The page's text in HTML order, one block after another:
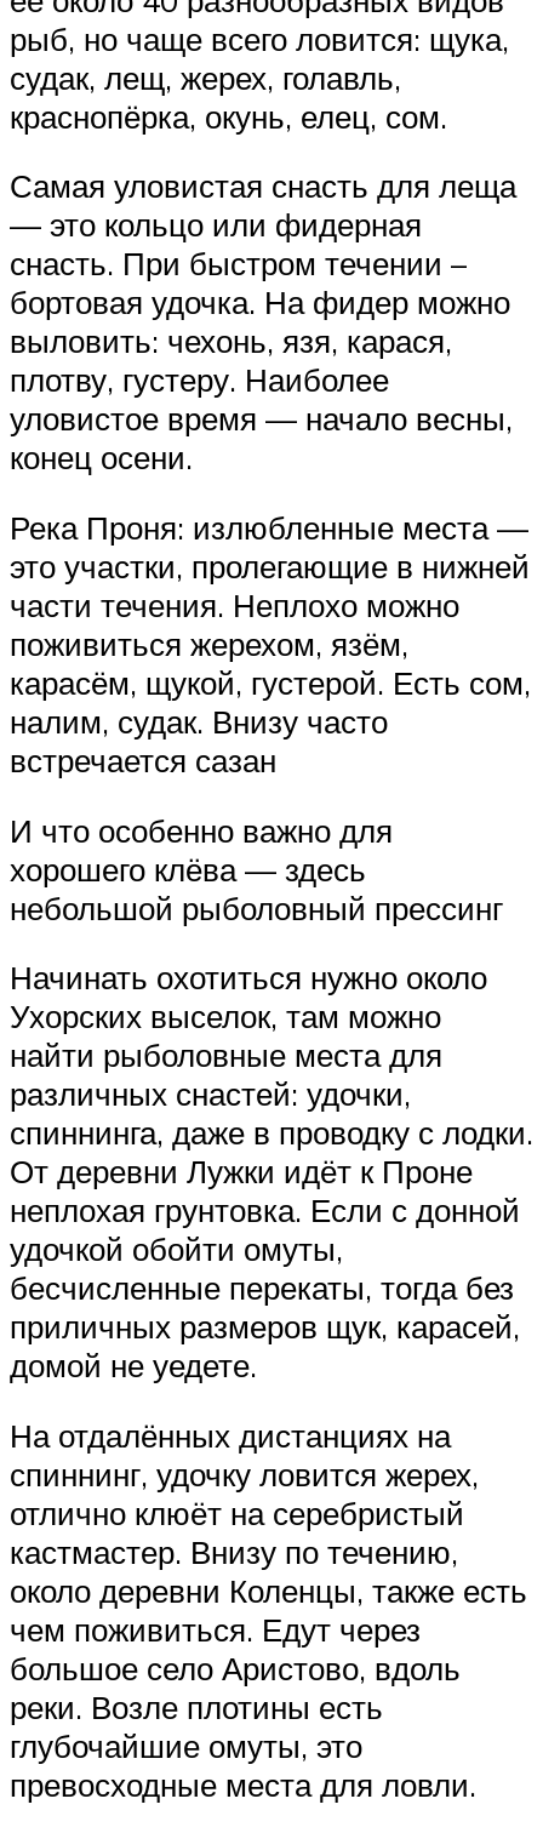
рыб, но чаще всего ловится: щука,
судак, лещ, жерех, голавль,
краснопёрка, окунь, елец, сом.
Самая уловистая снасть для леща
— это кольцо или фидерная
снасть. При быстром течении –
бортовая удочка. На фидер можно
выловить: чехонь, язя, карася,
плотву, густеру. Наиболее
уловистое время — начало весны,
конец осени.
Река Проня: излюбленные места —
это участки, пролегающие в нижней
части течения. Неплохо можно
поживиться жерехом, язём,
карасём, щукой, густерой. Есть сом,
налим, судак. Внизу часто
встречается сазан
И что особенно важно для
хорошего клёва — здесь
небольшой рыболовный прессинг
Начинать охотиться нужно около
Ухорских выселок, там можно
найти рыболовные места для
различных снастей: удочки,
спиннинга, даже в проводку с лодки.
От деревни Лужки идёт к Проне
неплохая грунтовка. Если с донной
удочкой обойти омуты,
бесчисленные перекаты, тогда без
приличных размеров щук, карасей,
домой не уедете.
На отдалённых дистанциях на
спиннинг, удочку ловится жерех,
отлично клюёт на серебристый
кастмастер. Внизу по течению,
около деревни Коленцы, также есть
чем поживиться. Едут через
большое село Аристово, вдоль
реки. Возле плотины есть
глубочайшие омуты, это
превосходные места для ловли.